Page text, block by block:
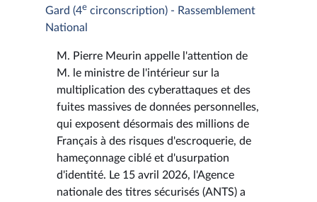
Gard (4e circonscription) - Rassemblement
National
M. Pierre Meurin appelle l'attention de
M. le ministre de l'intérieur sur la
multiplication des cyberattaques et des
fuites massives de données personnelles,
qui exposent désormais des millions de
Français à des risques d'escroquerie, de
hameçonnage ciblé et d'usurpation
d'identité. Le 15 avril 2026, l'Agence
nationale des titres sécurisés (ANTS) a